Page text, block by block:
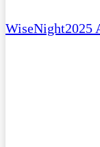
WiseNight2025